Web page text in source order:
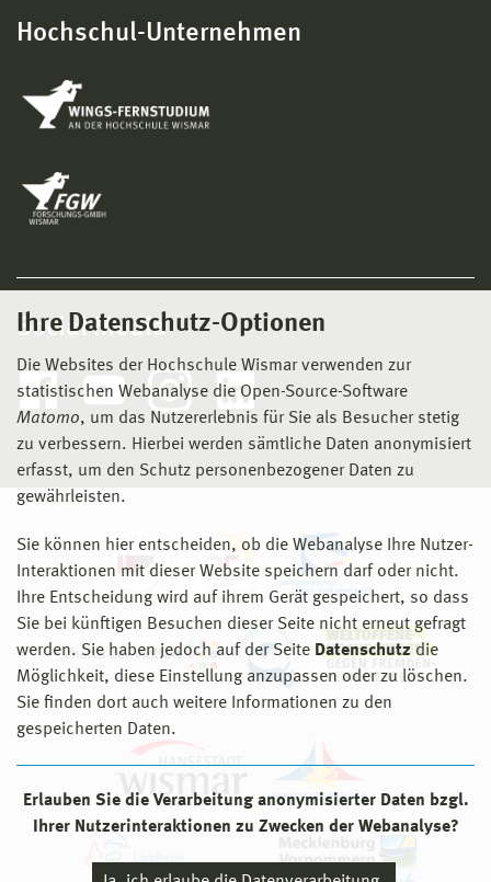
Ihre Datenschutz-Optionen
Die Websites der Hochschule Wismar verwenden zur
statistischen Webanalyse die Open-Source-Software
Matomo, um das Nutzererlebnis für Sie als Besucher stetig
zu verbessern. Hierbei werden sämtliche Daten anonymisiert
erfasst, um den Schutz personenbezogener Daten zu
gewährleisten.
Sie können hier entscheiden, ob die Webanalyse Ihre Nutzer-
Interaktionen mit dieser Website speichern darf oder nicht.
Ihre Entscheidung wird auf ihrem Gerät gespeichert, so dass
Sie bei künftigen Besuchen dieser Seite nicht erneut gefragt
werden. Sie haben jedoch auf der Seite Datenschutz die
Möglichkeit, diese Einstellung anzupassen oder zu löschen.
Sie finden dort auch weitere Informationen zu den
gespeicherten Daten.
Erlauben Sie die Verarbeitung anonymisierter Daten bzgl.
Ihrer Nutzerinteraktionen zu Zwecken der Webanalyse?
Hochschul-Unternehmen
Social Media